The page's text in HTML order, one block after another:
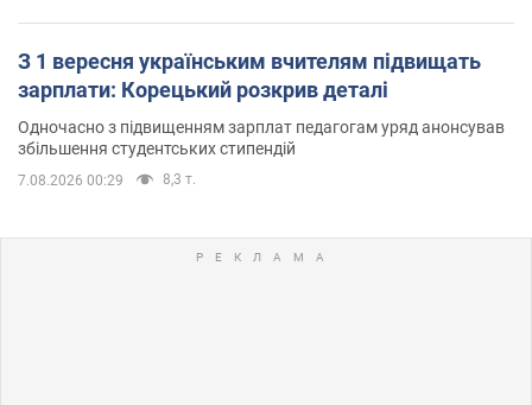
З 1 вересня українським вчителям підвищать
зарплати: Корецький розкрив деталі
Одночасно з підвищенням зарплат педагогам уряд анонсував
збільшення студентських стипендій
7.08.2026 00:29 8,3 т.